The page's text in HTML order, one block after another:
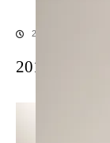
2017.06.30